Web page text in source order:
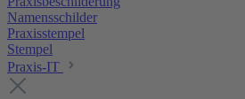
Namensschilder
Praxisstempel
Stempel
Praxis-IT